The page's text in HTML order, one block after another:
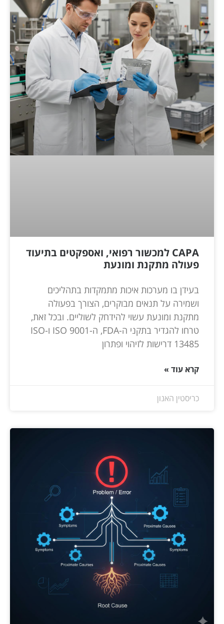
CAPA למכשור רפואי, ואספקטים בתיעוד
פעולה מתקנת ומונעת
בעידן בו מערכות איכות מתמקדות בתהליכים
ושמירה על תנאים מבוקרים, הצורך בפעולה
מתקנת ומונעת עשוי להידחק לשוליים. ובכל זאת,
טרחו להגדיר בתקני ה-FDA, ה-ISO 9001 ו-ISO
13485 דרישות לזיהוי ופתרון
קרא עוד »
כריסטין האנון